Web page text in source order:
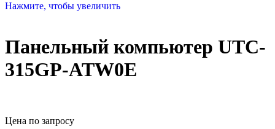
Нажмите, чтобы увеличить
Панельный компьютер UTC-
315GP-ATW0E
Цена по запросу